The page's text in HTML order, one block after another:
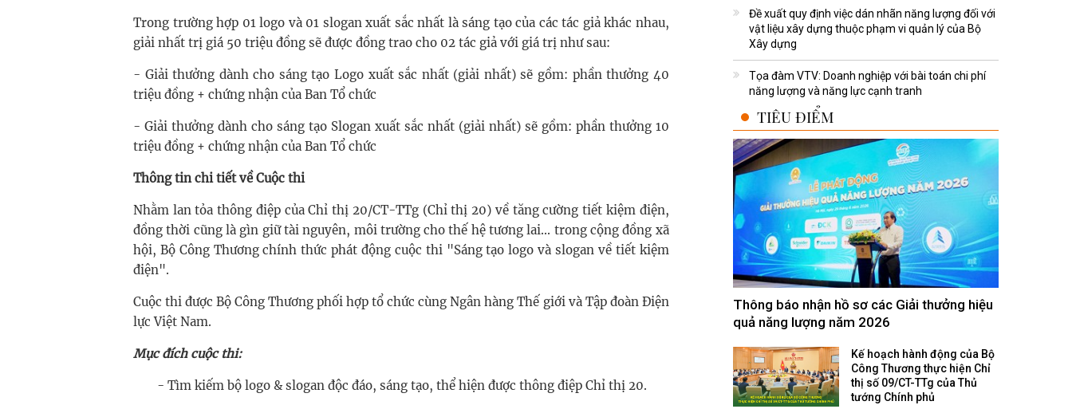
Trong trường hợp 01 logo và 01 slogan xuất sắc nhất là sáng tạo của các tác giả khác nhau,
giải nhất trị giá 50 triệu đồng sẽ được đồng trao cho 02 tác giả với giá trị như sau:
- Giải thưởng dành cho sáng tạo Logo xuất sắc nhất (giải nhất) sẽ gồm: phần thưởng 40
triệu đồng + chứng nhận của Ban Tổ chức
- Giải thưởng dành cho sáng tạo Slogan xuất sắc nhất (giải nhất) sẽ gồm: phần thưởng 10
triệu đồng + chứng nhận của Ban Tổ chức
Thông tin chi tiết về Cuộc thi
Nhằm lan tỏa thông điệp của Chỉ thị 20/CT-TTg (Chỉ thị 20) về tăng cường tiết kiệm điện,
đồng thời cũng là gìn giữ tài nguyên, môi trường cho thế hệ tương lai... trong cộng đồng xã
hội, Bộ Công Thương chính thức phát động cuộc thi "Sáng tạo logo và slogan về tiết kiệm
điện".
Cuộc thi được Bộ Công Thương phối hợp tổ chức cùng Ngân hàng Thế giới và Tập đoàn Điện
lực Việt Nam.
Mục đích cuộc thi:
- Tìm kiếm bộ logo & slogan độc đáo, sáng tạo, thể hiện được thông điệp Chỉ thị 20.
Đề xuất quy định việc dán nhãn năng lượng đối với
vật liệu xây dựng thuộc phạm vi quản lý của Bộ
Xây dựng
Tọa đàm VTV: Doanh nghiệp với bài toán chi phí
năng lượng và năng lực cạnh tranh
TIÊU ĐIỂM
Thông báo nhận hồ sơ các Giải thưởng hiệu
quả năng lượng năm 2026
Kế hoạch hành động của Bộ
Công Thương thực hiện Chỉ
thị số 09/CT-TTg của Thủ
tướng Chính phủ